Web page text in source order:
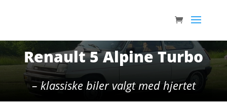
Renault 5 Alpine Turbo
– klassiske biler valgt med hjertet